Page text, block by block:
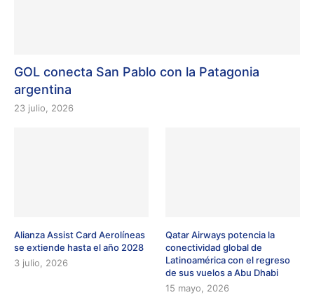
GOL conecta San Pablo con la Patagonia
argentina
23 julio, 2026
Alianza Assist Card Aerolíneas
se extiende hasta el año 2028
3 julio, 2026
Qatar Airways potencia la
conectividad global de
Latinoamérica con el regreso
de sus vuelos a Abu Dhabi
15 mayo, 2026